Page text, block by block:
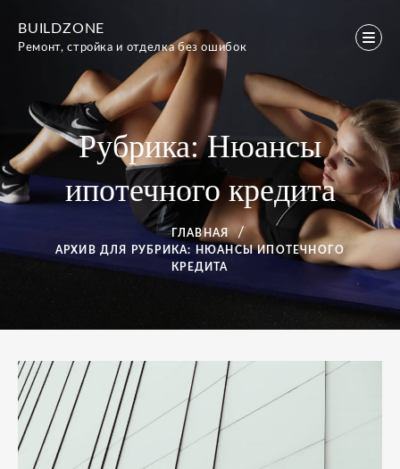
содержимому
BUILDZONE
Ремонт, стройка и отделка без ошибок
Рубрика:Нюансы
ипотечного кредита
ГЛАВНАЯ
АРХИВ ДЛЯ
РУБРИКА:
НЮАНСЫ ИПОТЕЧНОГО
КРЕДИТА
Рубрика:
Нюансы
ипотечного